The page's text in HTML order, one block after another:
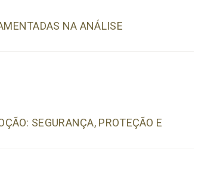
NA ANÁLISE
SEGURANÇA, PROTEÇÃO E